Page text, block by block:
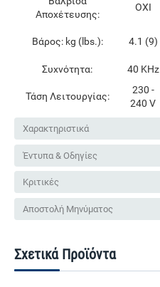
Αποχέτευσης:
ΟΧΙ
Βάρος: kg (lbs.): 4.1 (9)
Συχνότητα:
40 KHz
Τάση Λειτουργίας:
230 -
240 V
Χαρακτηριστικά
Έντυπα & Οδηγίες
Κριτικές
Αποστολή Μηνύματος
Σχετικά Προϊόντα